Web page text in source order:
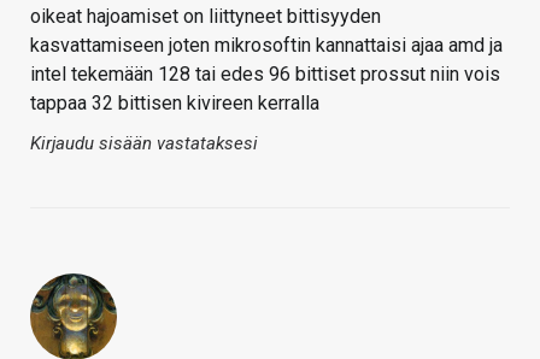
oikeat hajoamiset on liittyneet bittisyyden
kasvattamiseen joten mikrosoftin kannattaisi ajaa amd ja
intel tekemään 128 tai edes 96 bittiset prossut niin vois
tappaa 32 bittisen kivireen kerralla
Kirjaudu sisään vastataksesi